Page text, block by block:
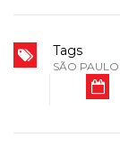
Tags
SÃO PAULO